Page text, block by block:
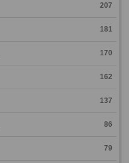
207
181
170
162
137
86
79